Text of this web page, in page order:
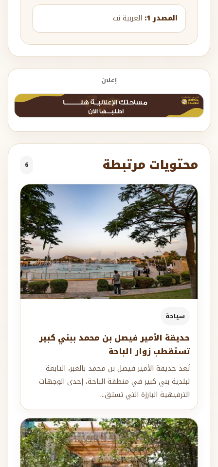
المصدر 1: العربية نت
إعلان
محتويات مرتبطة 6
سياحة
حديقة الأمير فيصل بن محمد ببني كبير
تستقطب زوار الباحة
تُعد حديقة الأمير فيصل بن محمد بالغبر، التابعة
لبلدية بني كبير في منطقة الباحة، إحدى الوجهات
الترفيهية البارزة التي تستق...